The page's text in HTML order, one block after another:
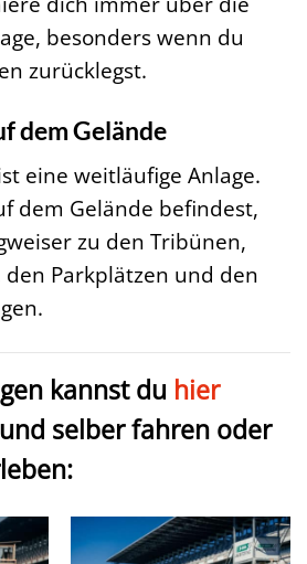
besonders wenn du
zurücklegst.
dem Gelände
eine weitläufige Anlage.
dem Gelände befindest,
zu den Tribünen,
den Parkplätzen und den
kannst du hier
und selber fahren oder